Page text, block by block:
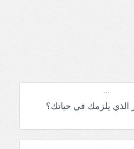
الذي يلزمك في حياتك؟